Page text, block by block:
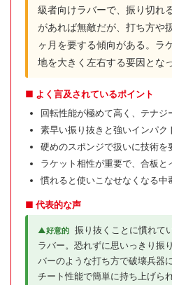
級者向けラバーで、振り切れ
があれば無敵だが、打ち方や
ヶ月を要する傾向がある。ラ
地を大きく左右する要因とな
■ よく言及されているポイント
回転性能が極めて高く、テナジ
素早い振り抜きと強いインパク
硬めのスポンジで扱いに技術を
ラケット相性が重要で、合板
慣れると使いこなせなくなる中
■ 代表的な声
▲好意的 振り抜くことに慣れて
ラバー。恐れずに思いっきり振
バーのような打ち方で破壊兵器
チート性能で簡単に持ち上げられ